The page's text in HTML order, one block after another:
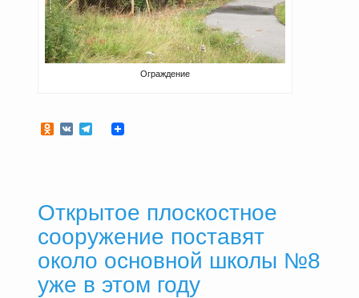
Ограждение
Odnoklassniki
VKTelegram
Открытое плоскостное
сооружение поставят
около основной школы №8
уже в этом году